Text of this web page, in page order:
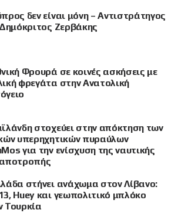
δεν είναι μόνη – Αντιστράτηγος
Ζερβάκης
Φρουρά σε κοινές ασκήσεις με
φρεγάτα στην Ανατολική
στοχεύει στην απόκτηση των
υπερηχητικών πυραύλων
για την ενίσχυση της ναυτικής
στήνει ανάχωμα στον Λίβανο:
Huey και γεωπολιτικό μπλόκο
Τουρκία